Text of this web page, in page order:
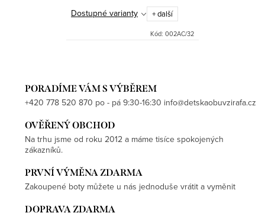
Dostupné varianty + další
Kód: 002AC/32
PORADÍME VÁM S VÝBĚREM
+420 778 520 870 po - pá 9:30-16:30 info@detskaobuvzirafa.cz
OVĚŘENÝ OBCHOD
Na trhu jsme od roku 2012 a máme tisíce spokojených
zákazníků.
PRVNÍ VÝMĚNA ZDARMA
Zakoupené boty můžete u nás jednoduše vrátit a vyměnit
DOPRAVA ZDARMA